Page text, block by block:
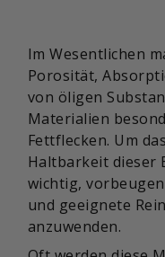
Im Wesentlichen
Porosität,
von öligen
Materialien
Fettflecken. Um
Haltbarkeit dieser
wichtig,
und geeignete
anzuwenden.